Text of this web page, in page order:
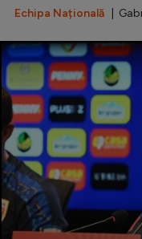
Echipa Națională |